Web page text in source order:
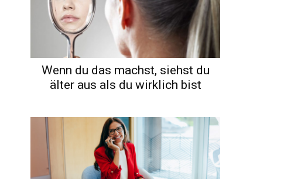
Wenn du das machst, siehst du
älter aus als du wirklich bist